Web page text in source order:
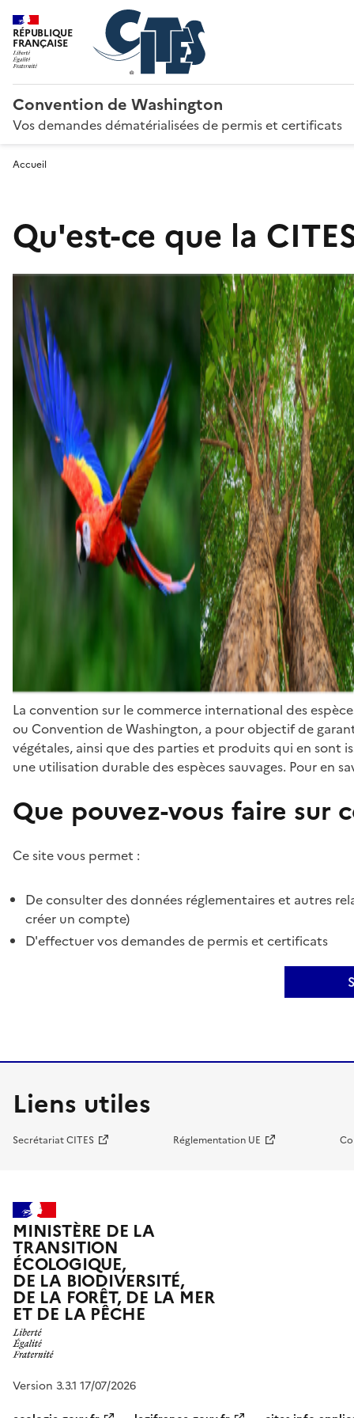
RÉPUBLIQUE
FRANÇAISE
Convention de Washington
Vos demandes dématérialisées de permis et certificats
Accueil
Qu'est-ce que la
La convention sur le commerce international des
ou Convention de Washington, a pour objectif de
végétales, ainsi que des parties et produits qui en sont
une utilisation durable des espèces sauvages. Pour en
Que pouvez-vous faire sur
Ce site vous permet :
De consulter des données réglementaires et autres
créer un compte)
D'effectuer vos demandes de permis et certificats
Liens utiles
Secrétariat CITES Réglementation UE
MINISTÈRE DE LA
TRANSITION
ÉCOLOGIQUE,
DE LA BIODIVERSITÉ,
DE LA FORÊT, DE LA MER
ET DE LA PÊCHE
Version 3.3.1 17/07/2026